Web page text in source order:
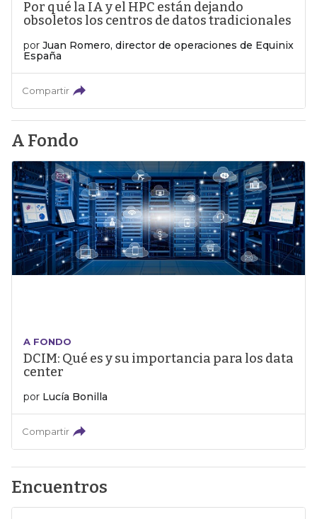
Por qué la IA y el HPC están dejando
obsoletos los centros de datos tradicionales
por Juan Romero, director de operaciones de Equinix
España
Compartir
A Fondo
A FONDO
DCIM: Qué es y su importancia para los data
center
por Lucía Bonilla
Compartir
Encuentros